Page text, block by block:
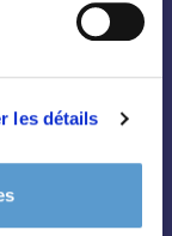
les détails